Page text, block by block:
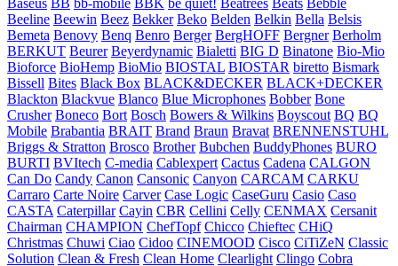
Beeline Beewin Beez Bekker Beko Belden Belkin Bella Belsis
Bemeta Benovy Benq Benro Berger BergHOFF Bergner Berholm
BERKUT Beurer Beyerdynamic Bialetti BIG D Binatone Bio-Mio
Bioforce BioHemp BioMio BIOSTAL BIOSTAR biretto Bismark
Bissell Bites Black Box BLACK&DECKER BLACK+DECKER
Blackton Blackvue Blanco Blue Microphones Bobber Bone
Crusher Boneco Bort Bosch Bowers & Wilkins Boyscout BQ BQ
Mobile Brabantia BRAIT Brand Braun Bravat BRENNENSTUHL
Briggs & Stratton Brosco Brother Bubchen BuddyPhones BURO
BURTI BVItech C-media Cablexpert Cactus Cadena CALGON
Can Do Candy Canon Cansonic Canyon CARCAM CARKU
Carraro Carte Noire Carver Case Logic CaseGuru Casio Caso
CASTA Caterpillar Cayin CBR Cellini Celly CENMAX Cersanit
Chairman CHAMPION ChefTopf Chicco Chieftec CHiQ
Christmas Chuwi Ciao Cidoo CINEMOOD Cisco CiTiZeN Classic
Solution Clean & Fresh Clean Home Clearlight Clingo Cobra